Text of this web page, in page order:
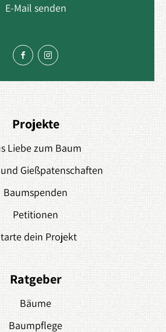
E-Mail senden
Projekte
Liebe zum Baum
Gießpatenschaften
Baumspenden
Petitionen
dein Projekt
Ratgeber
Bäume
Baumpflege